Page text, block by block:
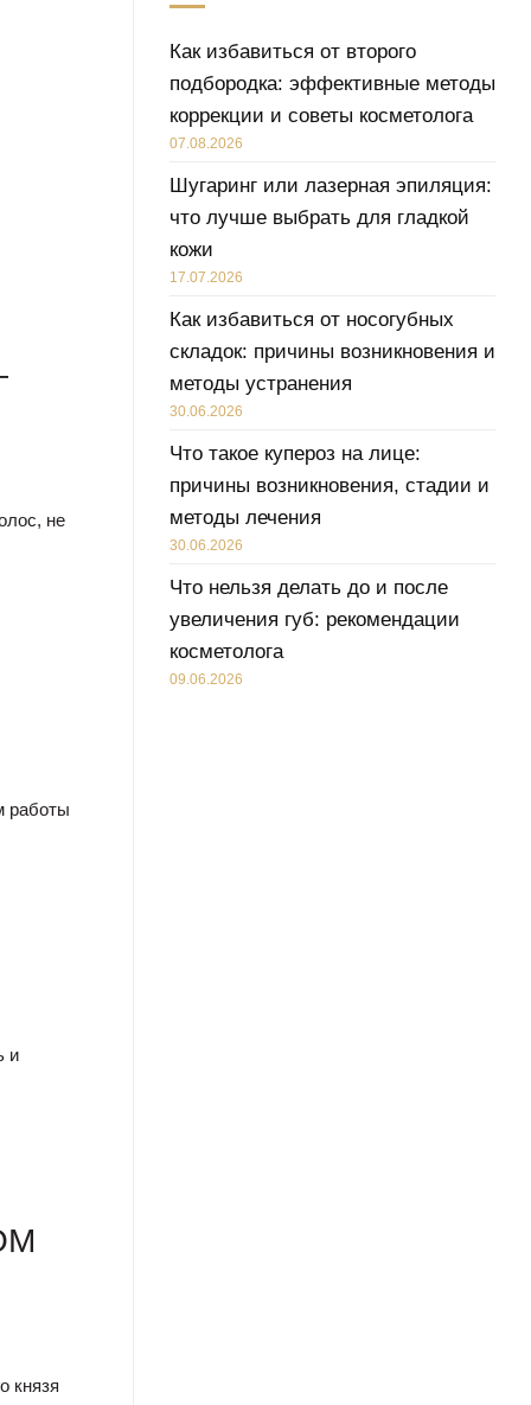
Пересадка волос женщинам
Удаление мозоля жидким азотом
Удаление стержневой мозоли
не
работы
и
князя
Как избавиться от второго
подбородка: эффективные методы
коррекции и советы косметолога
07.08.2026
Шугаринг или лазерная эпиляция:
что лучше выбрать для гладкой
кожи
17.07.2026
Как избавиться от носогубных
складок: причины возникновения и
методы устранения
30.06.2026
Что такое купероз на лице:
причины возникновения, стадии и
методы лечения
30.06.2026
Что нельзя делать до и после
увеличения губ: рекомендации
косметолога
09.06.2026